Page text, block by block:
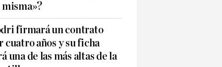
misma»?
firmará un contrato
cuatro años y su ficha
una de las más altas de la